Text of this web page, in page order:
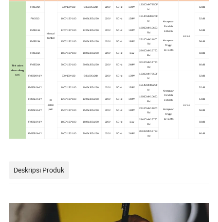
Tirai udara
aliran silang
seri
FM3509A
Manual
Tombol
900*150*180 945x205x260 220V 50 Hz 105W
1330CMH/785CF
M
Kecepatan
Rendah:
8-9M/dtk
Kecepatan
Tinggi:
10-11M/s
3.0-3.5
52dB
FM3510 1000*150*180 1045x205x260 220V 50 Hz 128W
1514CMH/892CF
M
52dB
FM3512A 1200*150*180 1245x205x260 220V 50 Hz 140W
1805CMH/1065C
FM
54dB
FM3515A 1500*150*180 1545x205x260 220V 50 Hz 188W
2510CMH/1480C
FM
56dB
FM3518A 1800*150*180 1845x205x260 220V 50 Hz 11W
2840CMH/1675C
FM
58dB
FM3520A 2000*150*180 2045x205x260 220V 50 Hz 248W
3010CMH/1775C
FM
60dB
FM3509A-1Y
IR
Jarak
jauh
900*150*180 945x205x260 220V 50 Hz 105W
1330CMH/785CF
M
Kecepatan
Rendah:
8-9M/dtk
Kecepatan
Tinggi:
10-11M/s
3.0-3.5
52dB
FM3510A-1Y 1000*150*180 1045x205x260 220V 50 Hz 128W
1514CMH/892CF
M
52dB
FM3512A-1Y 1200*150*180 1245x205x260 220V 50 Hz 140W
1805CMH/1065C
FM
54dB
FM3515A-1Y 1500*150*180 1545x205x260 220V 50 Hz 188W
2510CMH/1480C
FM
56dB
FM3518A-1Y 1800*150*180 1845x205x260 220V 50 Hz 11W
2840CMH/1675C
FM
58dB
FM3520A-1Y 2000*150*180 2045x205x260 220V 50 Hz 248W
3010CMH/1775C
FM
60dB
Deskripsi Produk